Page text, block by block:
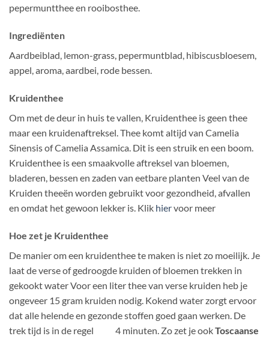
pepermuntthee en rooibosthee.
Ingrediënten
Aardbeiblad, lemon-grass, pepermuntblad, hibiscusbloesem,
appel, aroma, aardbei, rode bessen.
Kruidenthee
Om met de deur in huis te vallen, Kruidenthee is geen thee
maar een kruidenaftreksel. Thee komt altijd van Camelia
Sinensis of Camelia Assamica. Dit is een struik en een boom.
Kruidenthee is een smaakvolle aftreksel van bloemen,
bladeren, bessen en zaden van eetbare planten Veel van de
Kruiden theeën worden gebruikt voor gezondheid, afvallen
en omdat het gewoon lekker is. Klik hiervoor meer
Hoe zet je Kruidenthee
De manier om een kruidenthee te maken is niet zo moeilijk. Je
laat de verse of gedroogde kruiden of bloemen trekken in
gekookt water Voor een liter thee van verse kruiden heb je
ongeveer 15 gram kruiden nodig. Kokend water zorgt ervoor
dat alle helende en gezonde stoffen goed gaan werken. De
trek tijd is in de regel 4 minuten. Zo zet je ookToscaanse